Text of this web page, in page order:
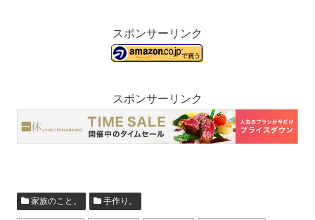
スポンサーリンク
スポンサーリンク
家族のこと。 手作り。